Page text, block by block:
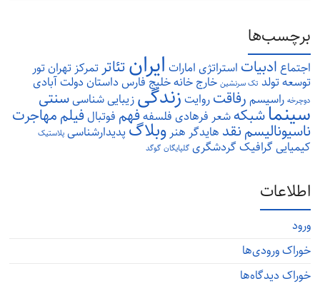
برچسب‌ها
اجتماعادبیات استراتژیامارات ایرانتئاترتمرکزتهرانتور
توسعهتولد تک سرنشین خارجخانهخلیج فارسداستاندولت آبادی
دوچرخه راسیسمرفاقتروایتزندگیزیبایی شناسیسنتی
سینماشبکهشعرفرهادیفلسفهفهم فوتبالفیلممهاجرت
ناسیونالیسمنقد هایدگرهنروبلاگپدیدارشناسی پلاستیک
کیمیاییگرافیکگردشگری گلپایگان گوگد
اطلاعات
ورود
خوراک ورودی‌ها
خوراک دیدگاه‌ها